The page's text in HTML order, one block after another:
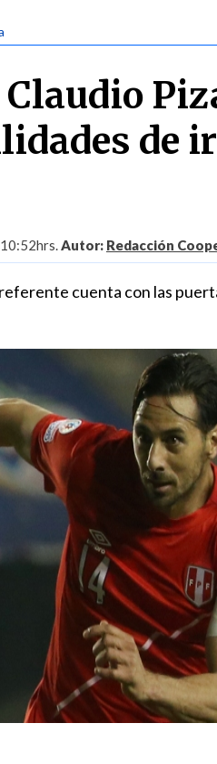
Claudio
de
Autor: Redacción
cuenta con las